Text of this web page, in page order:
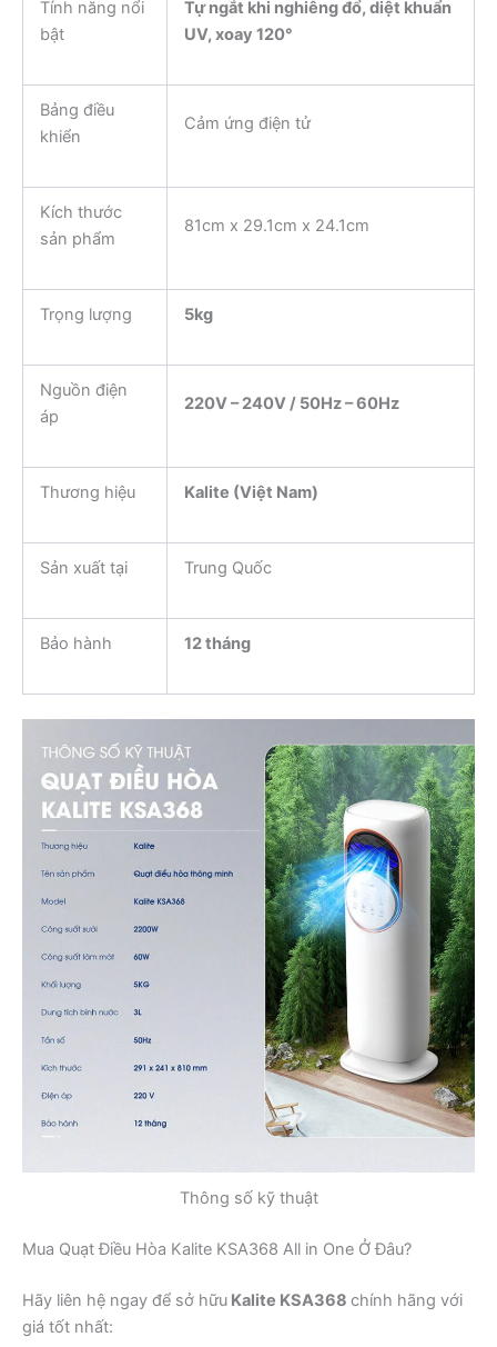
Tính năng nổi
bật
Tự ngắt khi nghiêng đổ, diệt khuẩn
UV, xoay 120°
Bảng điều
khiển
Cảm ứng điện tử
Kích thước
sản phẩm
81cm x 29.1cm x 24.1cm
Trọng lượng 5kg
Nguồn điện
áp
220V – 240V / 50Hz – 60Hz
Thương hiệu Kalite (Việt Nam)
Sản xuất tại Trung Quốc
Bảo hành 12 tháng
Thông số kỹ thuật
Mua Quạt Điều Hòa Kalite KSA368 All in One Ở Đâu?
Hãy liên hệ ngay để sở hữu Kalite KSA368 chính hãng với
giá tốt nhất: